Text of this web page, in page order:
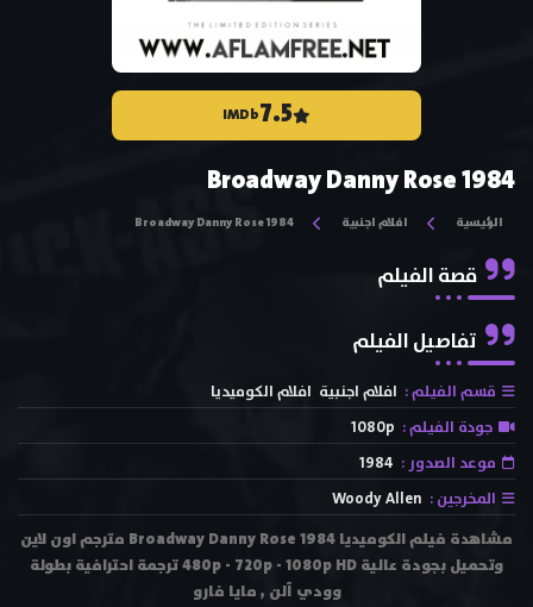
7.5
IMDb
Broadway Danny Rose 1984
الرئيسية افلام اجنبية Broadway Danny Rose 1984
قصة الفيلم
تفاصيل الفيلم
قسم الفيلم : افلام اجنبية افلام الكوميديا
جودة الفيلم : 1080p
موعد الصدور : 1984
المخرجين : Woody Allen
مشاهدة فيلم الكوميديا Broadway Danny Rose 1984 مترجم اون لاين
وتحميل بجودة عالية 480p - 720p - 1080p HD ترجمة احترافية بطولة
وودي آلن , مايا فارو